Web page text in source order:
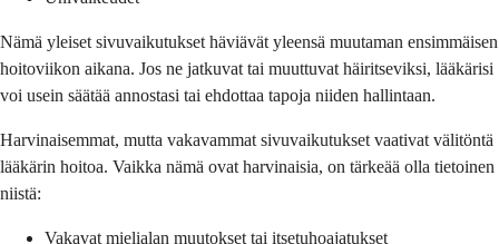
Nämä yleiset sivuvaikutukset häviävät yleensä muutaman ensimmäisen
hoitoviikon aikana. Jos ne jatkuvat tai muuttuvat häiritseviksi, lääkärisi
voi usein säätää annostasi tai ehdottaa tapoja niiden hallintaan.
Harvinaisemmat, mutta vakavammat sivuvaikutukset vaativat välitöntä
lääkärin hoitoa. Vaikka nämä ovat harvinaisia, on tärkeää olla tietoinen
niistä:
Vakavat mielialan muutokset tai itsetuhoajatukset